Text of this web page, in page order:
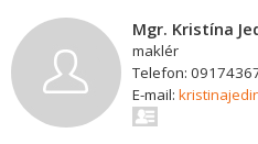
Mgr. Kristína
maklér
Telefon:
E-mail: